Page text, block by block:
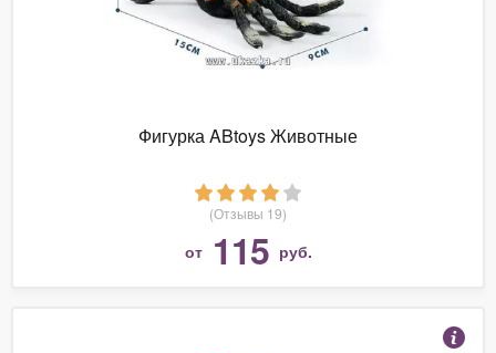
Фигурка ABtoys Животные
(Отзывы 19)
от 115 руб.